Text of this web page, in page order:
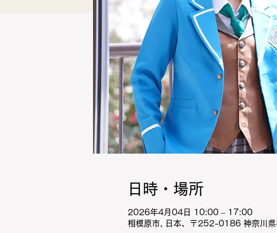
日時・場所
2026年4月04日 10:00 – 17:00
相模原市, 日本、〒252-0186 神奈川県